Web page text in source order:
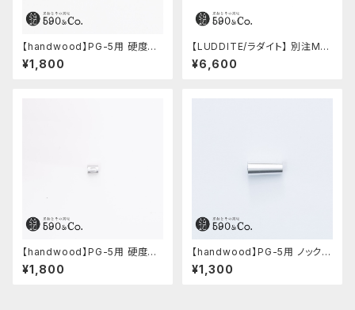
【handwood】PG-5用 硬度表
示窓 (超超ジュラルミン/正方形)
¥1,800
【LUDDITE/ラダイト】 別注MAY
Aレザーボートペンケース (ター
キーブルー)
¥6,600
【handwood】PG-5用 硬度表
示窓 (超超ジュラルミン/楕円)
¥1,800
【handwood】PG-5用 ノック部
カバー (超超ジュラルミン)
¥1,300